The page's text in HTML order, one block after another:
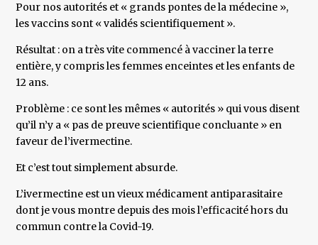
Pour nos autorités et « grands pontes de la médecine »,
les vaccins sont « validés scientifiquement ».
Résultat : on a très vite commencé à vacciner la terre
entière, y compris les femmes enceintes et les enfants de
12 ans.
Problème : ce sont les mêmes « autorités » qui vous disent
qu’il n’y a « pas de preuve scientifique concluante » en
faveur de l’ivermectine.
Et c’est tout simplement absurde.
L’ivermectine est un vieux médicament antiparasitaire
dont je vous montre depuis des mois l’efficacité hors du
commun contre la Covid-19.